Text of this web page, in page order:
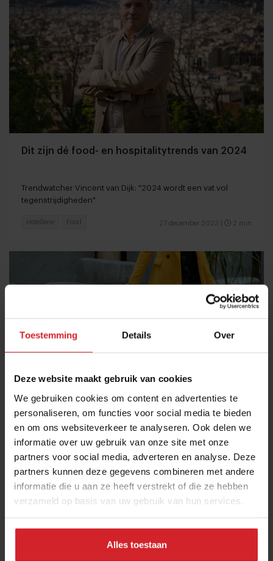
Toestemming Details Over
Deze website maakt gebruik van cookies
We gebruiken cookies om content en advertenties te
personaliseren, om functies voor social media te bieden
en om ons websiteverkeer te analyseren. Ook delen we
informatie over uw gebruik van onze site met onze
partners voor social media, adverteren en analyse. Deze
partners kunnen deze gegevens combineren met andere
informatie die u aan ze heeft verstrekt of die ze hebben
verzameld op basis van uw gebruik van hun services.
Alles toestaan
Dit zijn dé food- en hospitalitytrends van 2024
Trendwatcher Vincent van Dijk: "2024 wordt een vat vol
tegenstrijdigheden"
27 december 2023 2 min
Hotellerie Food
Babyboomers, AI én remote workers
veranderen de hotelbranche
De gast wil bleisure en glamping
26 december 2023 | 3 min
Hotellerie Hospitality